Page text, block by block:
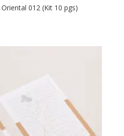
012 (Kit 10 pgs)